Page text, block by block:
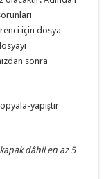
için dosya
sonra
yapıştır
dâhil en az 5